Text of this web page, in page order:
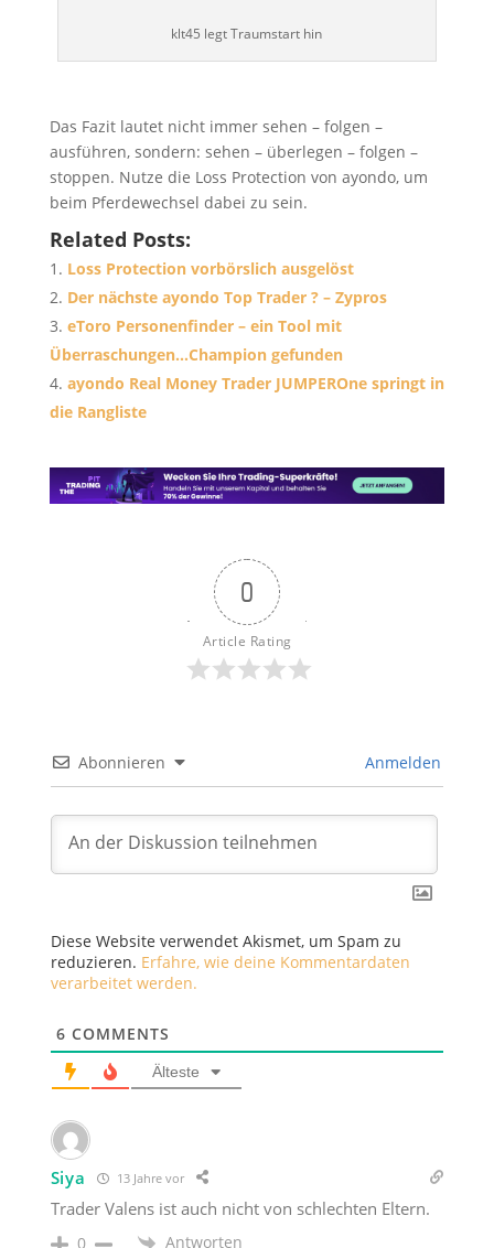
klt45 legt Traumstart hin
Das Fazit lautet nicht immer sehen – folgen –
ausführen, sondern: sehen – überlegen – folgen –
stoppen. Nutze die Loss Protection von ayondo, um
beim Pferdewechsel dabei zu sein.
Related Posts:
Loss Protection vorbörslich ausgelöst
Der nächste ayondo Top Trader ? – Zypros
eToro Personenfinder – ein Tool mit
Überraschungen…Champion gefunden
ayondo Real Money Trader JUMPEROne springt in
die Rangliste
0
Article Rating
Abonnieren Anmelden
Diese Website verwendet Akismet, um Spam zu
reduzieren. Erfahre, wie deine Kommentardaten
verarbeitet werden.
6 COMMENTS
Älteste
Siya 13 Jahre vor
Trader Valens ist auch nicht von schlechten Eltern.
0 Antworten